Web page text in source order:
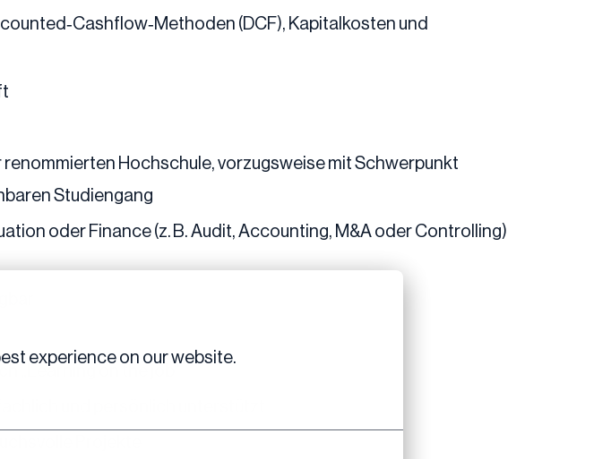
experience on our website.
(DCF), Kapitalkosten und
Hochschule, vorzugsweise mit Schwerpunkt
Studiengang
oder Finance (z. B. Audit, Accounting, M&A oder Controlling)
„Learning on the job“
und persönlich unterstützt
Projekte